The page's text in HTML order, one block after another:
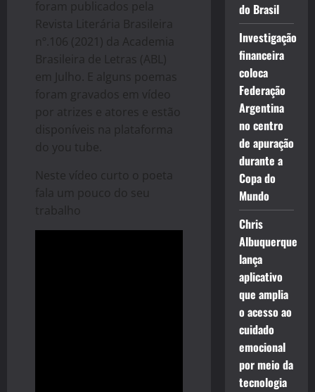
foram publicados pela
Revista Literária Brasileira
nº.106 (2021) da Academia
Brasileira de Letras (ABL)
em Julho. E alguns poemas
foram gravados em vídeo
por atrizes e atores e estão
disponíveis na plataforma
do you tube.
Neste vídeo curto o poeta
fala um pouco do seu
trabalho
do Brasil
Investigação
financeira
coloca
Federação
Argentina
no centro
de apuração
durante a
Copa do
Mundo
Chris
Albuquerque
lança
aplicativo
que amplia
o acesso ao
cuidado
emocional
por meio da
tecnologia